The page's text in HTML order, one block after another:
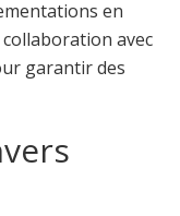
en
avec
garantir des